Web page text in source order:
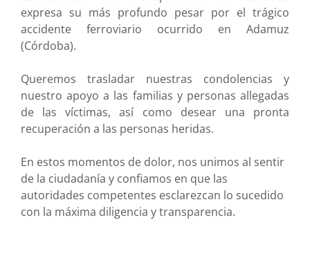
expresa su más profundo pesar por el trágico
accidente ferroviario ocurrido en Adamuz
(Córdoba).
Queremos trasladar nuestras condolencias y
nuestro apoyo a las familias y personas allegadas
de las víctimas, así como desear una pronta
recuperación a las personas heridas.
En estos momentos de dolor, nos unimos al sentir
de la ciudadanía y confiamos en que las
autoridades competentes esclarezcan lo sucedido
con la máxima diligencia y transparencia.